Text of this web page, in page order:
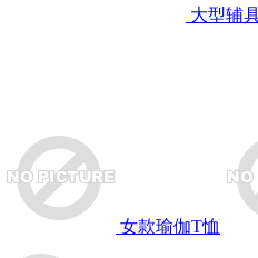
大型辅
女款瑜伽T恤